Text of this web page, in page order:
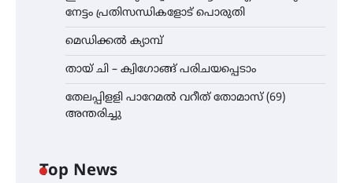
നേട്ടം പ്രതിസന്ധികളോട് പൊരുതി
മെഡിക്കൽ ക്യാമ്പ്
തായ് ചി – ക്വിഗോങ്ങ് പരിചയപ്പെടാം
തേലപ്പിളളി പാറേമൽ വറീത് തോമാസ് (69)
അന്തരിച്ചു
Top News